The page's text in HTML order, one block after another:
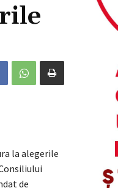
la alegerile
de